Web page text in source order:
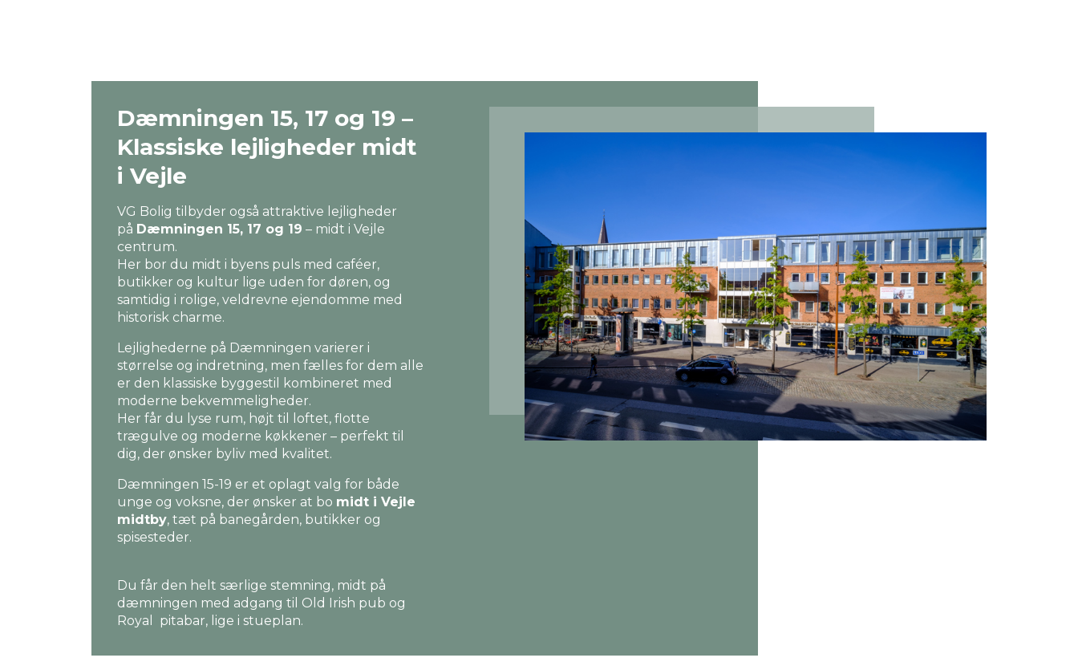
Dæmningen 15, 17 og 19 –
Klassiske lejligheder midt
i Vejle
VG Bolig tilbyder også attraktive lejligheder
på Dæmningen 15, 17 og 19 – midt i Vejle
centrum.
Her bor du midt i byens puls med caféer,
butikker og kultur lige uden for døren, og
samtidig i rolige, veldrevne ejendomme med
historisk charme.
Lejlighederne på Dæmningen varierer i
størrelse og indretning, men fælles for dem alle
er den klassiske byggestil kombineret med
moderne bekvemmeligheder.
Her får du lyse rum, højt til loftet, flotte
trægulve og moderne køkkener – perfekt til
dig, der ønsker byliv med kvalitet.
Dæmningen 15-19 er et oplagt valg for både
unge og voksne, der ønsker at bo midt i Vejle
midtby, tæt på banegården, butikker og
spisesteder.
Du får den helt særlige stemning, midt på
dæmningen med adgang til Old Irish pub og
Royal pitabar, lige i stueplan.